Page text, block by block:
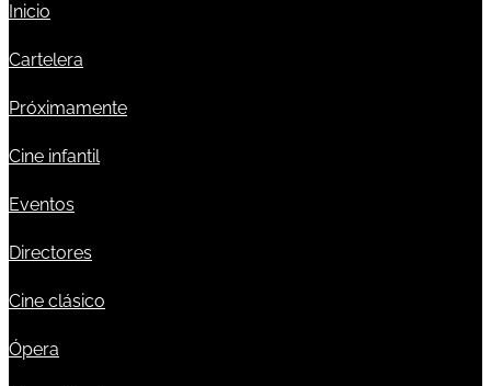
Inicio
Cartelera
Próximamente
Cine infantil
Eventos
Directores
Cine clásico
Ópera